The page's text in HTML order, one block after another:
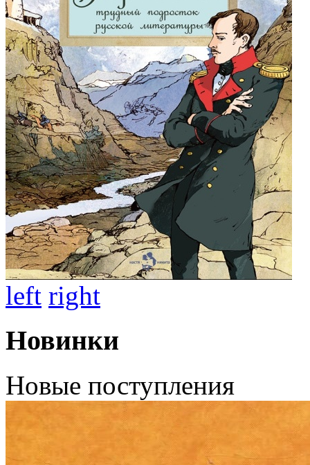
left right
Новинки
Новые поступления